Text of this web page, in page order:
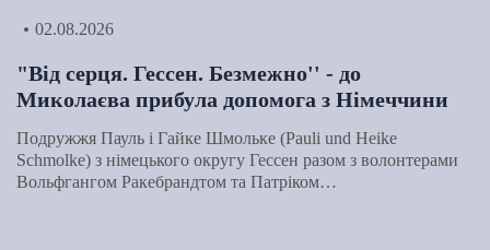
02.08.2026
"Від серця. Гессен. Безмежно'' - до
Миколаєва прибула допомога з Німеччини
Подружжя Пауль і Гайке Шмольке (Pauli und Heike
Schmolke) з німецького округу Гессен разом з волонтерами
Вольфгангом Ракебрандтом та Патріком…